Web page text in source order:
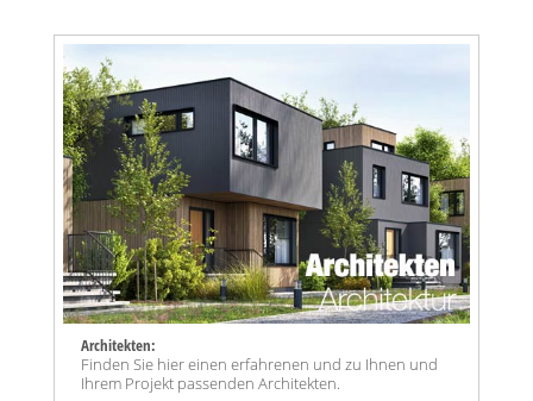
Architekten:
Finden Sie hier einen erfahrenen und zu Ihnen und
Ihrem Projekt passenden Architekten.